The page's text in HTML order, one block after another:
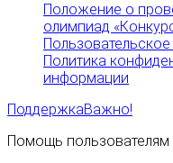
Положение о
олимпиад
Политика
информации
ПоддержкаВажно!
Помощь пользователям